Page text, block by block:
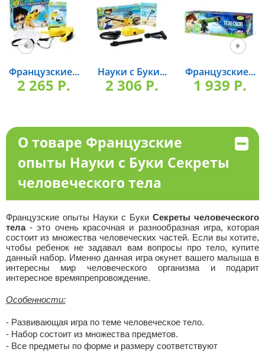
Французские...
2 265 P.
Науки с Буки...
2 306 P.
Французские...
1 939 P.
О товаре Французские
опыты Науки с Буки Секреты
человеческого тела
Французские опыты Науки с БукиСекреты человеческого
тела- это очень красочная и разнообразная игра, которая
состоит из множества человеческих частей. Если вы хотите,
чтобы ребенок не задавал вам вопросы про тело, купите
данный набор. Именно данная игра окунет вашего малыша в
интересны мир человеческого организма и подарит
интересное времяпрепровождение.
Особенности:
- Развивающая игра по теме человеческое тело.
- Набор состоит из множества предметов.
- Все предметы по форме и размеру соответствуют